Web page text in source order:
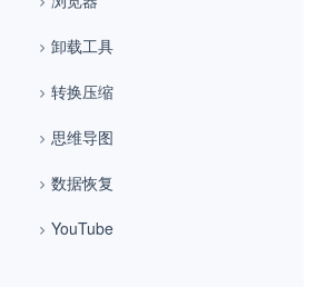
卸载工具
转换压缩
思维导图
数据恢复
YouTube